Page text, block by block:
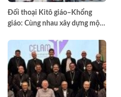
Đối thoại Kitô giáo–Khổng
giáo: Cùng nhau xây dựng một